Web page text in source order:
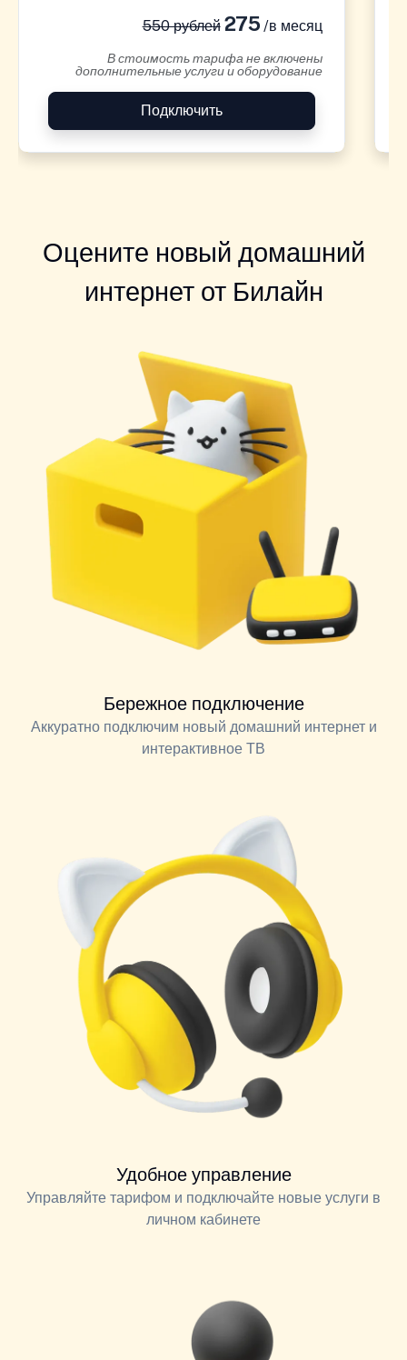
550 рублей275 /в месяц
В стоимость тарифа не включены
дополнительные услуги и оборудование
Подключить
Оцените новый домашний
интернет от Билайн
Бережное подключение
Аккуратно подключим новый домашний интернет и
интерактивное ТВ
Удобное управление
Управляйте тарифом и подключайте новые услуги в
личном кабинете